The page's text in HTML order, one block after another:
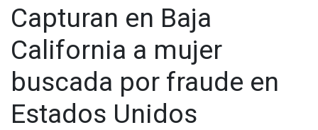
Capturan en Baja
California a mujer
buscada por fraude en
Estados Unidos